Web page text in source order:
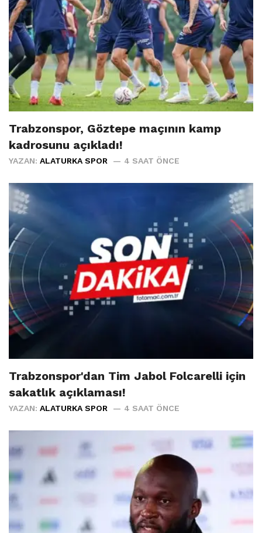
Trabzonspor, Göztepe maçının kamp
kadrosunu açıkladı!
YAZAN: ALATURKA SPOR 4 SAAT ÖNCE
Trabzonspor'dan Tim Jabol Folcarelli için
sakatlık açıklaması!
YAZAN: ALATURKA SPOR 4 SAAT ÖNCE